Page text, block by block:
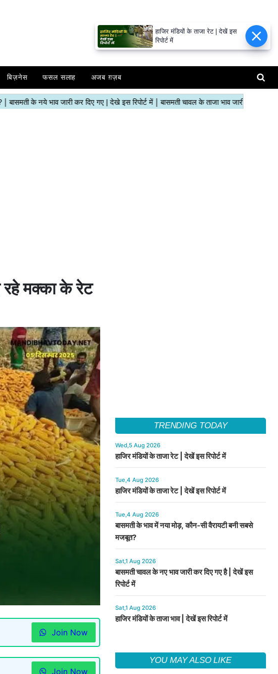
बिज़नेस फसल सलाह अजब ग़ज़ब
रहे मक्का के रेट
Join Now
Join Now
TRENDING TODAY
Wed,5 Aug 2026
हाजिर मंडियों के ताजा रेट | देखें इस रिपोर्ट में
Tue,4 Aug 2026
हाजिर मंडियों के ताजा रेट | देखें इस रिपोर्ट में
Tue,4 Aug 2026
बासमती के भाव में नया मोड़, कौन-सी वैरायटी बनी सबसे
मजबूत?
Sat,1 Aug 2026
बासमती चावल के नए भाव जारी कर दिए गए है | देखें इस
रिपोर्ट में
Sat,1 Aug 2026
हाजिर मंडियों के ताजा भाव | देखें इस रिपोर्ट में
YOU MAY ALSO LIKE
हाजिर मंडियों के ताजा रेट | देखें इस
रिपोर्ट में